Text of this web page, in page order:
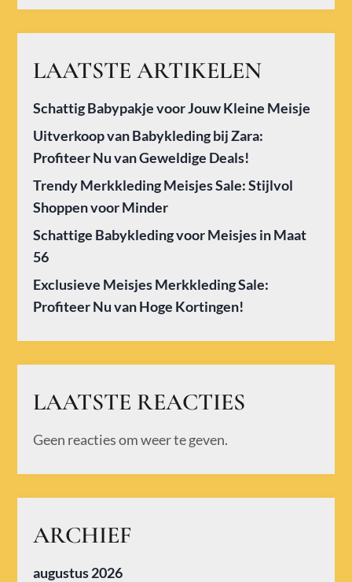
LAATSTE ARTIKELEN
Schattig Babypakje voor Jouw Kleine Meisje
Uitverkoop van Babykleding bij Zara:
Profiteer Nu van Geweldige Deals!
Trendy Merkkleding Meisjes Sale: Stijlvol
Shoppen voor Minder
Schattige Babykleding voor Meisjes in Maat
56
Exclusieve Meisjes Merkkleding Sale:
Profiteer Nu van Hoge Kortingen!
LAATSTE REACTIES
Geen reacties om weer te geven.
ARCHIEF
augustus 2026